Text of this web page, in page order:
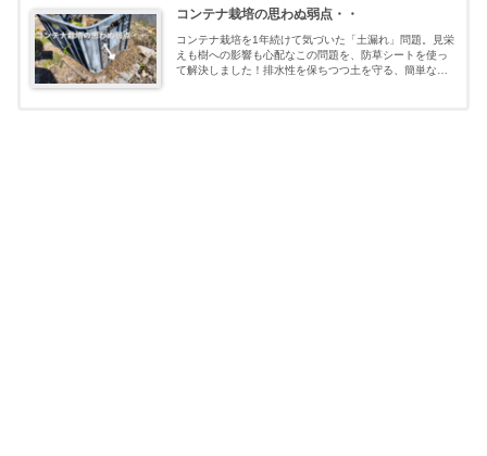
コンテナ栽培の思わぬ弱点・・
コンテナ栽培を1年続けて気づいた「土漏れ」問題。見栄
えも樹への影響も心配なこの問題を、防草シートを使っ
て解決しました！排水性を保ちつつ土を守る、簡単な対